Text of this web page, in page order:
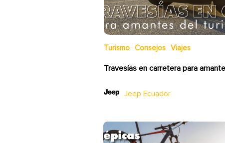
Turismo Consejos Viajes
Travesías en carretera para
Jeep Ecuador